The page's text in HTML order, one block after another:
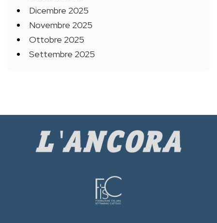
Dicembre 2025
Novembre 2025
Ottobre 2025
Settembre 2025